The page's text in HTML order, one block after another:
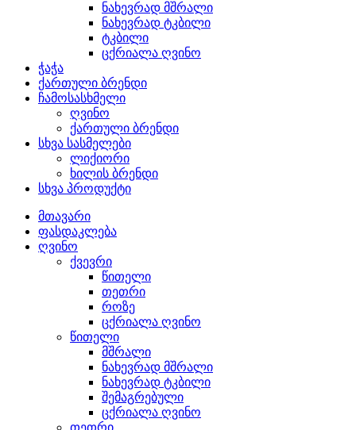
ნახევრად მშრალი
ნახევრად ტკბილი
ტკბილი
ცქრიალა ღვინო
ჭაჭა
ქართული ბრენდი
ჩამოსასხმელი
ღვინო
ქართული ბრენდი
სხვა სასმელები
ლიქიორი
ხილის ბრენდი
სხვა პროდუქტი
მთავარი
ფასდაკლება
ღვინო
ქვევრი
წითელი
თეთრი
როზე
ცქრიალა ღვინო
წითელი
მშრალი
ნახევრად მშრალი
ნახევრად ტკბილი
შემაგრებული
ცქრიალა ღვინო
თეთრი